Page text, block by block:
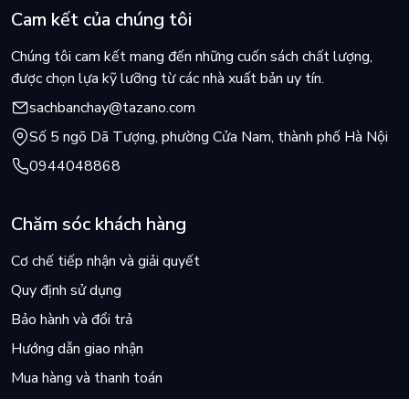
2.3. Bài tập kế toán xây lắp
Ngoài 2 phần cơ bản, cuốn sách còn có thêm phần phụ lục,
bao gồm: các bài viết của tác giả có nội dung liên quan đến
cuốn sách, các hệ thống tài khoản được ban hành kèm theo
chế độ kế toán doanh nghiệp.
Cam kết của chúng tôi
Chúng tôi cam kết mang đến những cuốn sách chất lượng,
được chọn lựa kỹ lưỡng từ các nhà xuất bản uy tín.
sachbanchay@tazano.com
Số 5 ngõ Dã Tượng, phường Cửa Nam, thành phố Hà Nội
0944048868
Chăm sóc khách hàng
Cơ chế tiếp nhận và giải quyết
Quy định sử dụng
Bảo hành và đổi trả
Hướng dẫn giao nhận
Mua hàng và thanh toán